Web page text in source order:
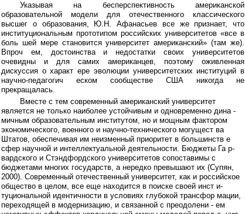
Указывая на бесперспективность американской
образовательной модели для отечественного классического
высшег о образования, Ю.Н. Афанасьев все же признает, что
институциональным прототипом российских университетов «все в
боль шей мере становится университет американский» (там же).
Впроч ем, достоинства и недостатки своих университетов
очевидны и для самих американцев, поэтому оживленная
дискуссия о характ ере эволюции университетских институций в
научно-педагогич еском сообществе США никогда не
прекращалась.
Вместе с тем современный американский университет
является не только наиболее устойчивым и одновременно дина -
мичным образовательным институтом, но и мощным фактором
экономического, военного и научно-технического могущест ва
Штатов, обеспечивая им неизменный приоритет в большинств е
сфер научной и интеллектуальной деятельности. Бюджеты Га р-
вардского и Стэндфордского университетов сопоставимы с
бюджетами многих государств, а нередко превышают их (Супян,
2000). Современный отечественный университет, как и российское
общество в целом, все еще находится в поиске своей инст и-
туциональной идентичности в условиях глубокой трансфор мации,
переходящей в модернизацию, и связанной с преодолени - ем